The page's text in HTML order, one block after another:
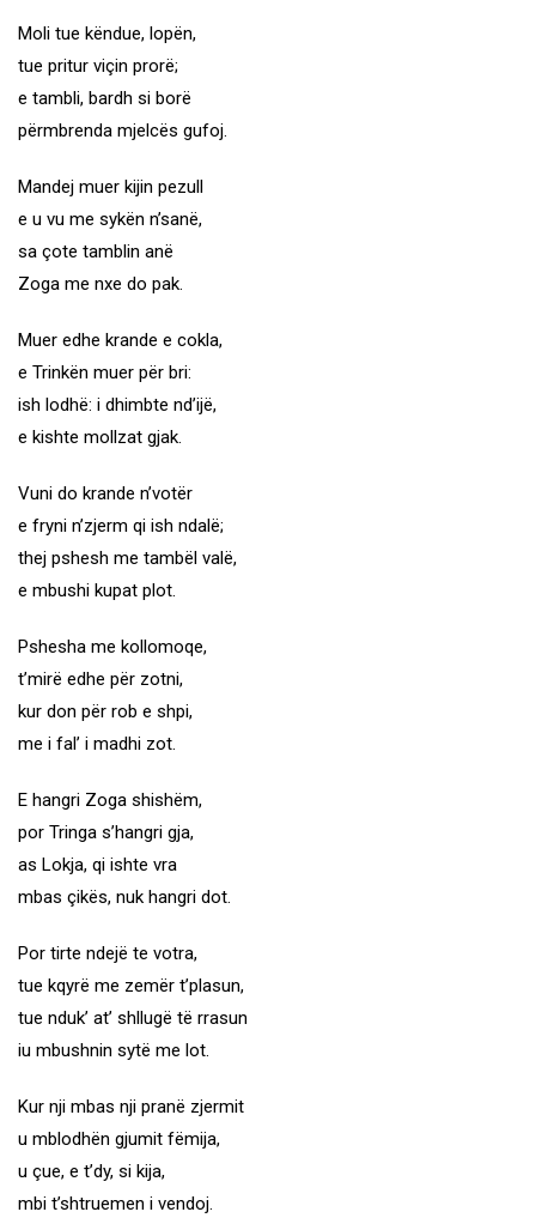
Moli tue këndue, lopën,
tue pritur viçin prorë;
e tambli, bardh si borë
përmbrenda mjelcës gufoj.
Mandej muer kijin pezull
e u vu me sykën n’sanë,
sa çote tamblin anë
Zoga me nxe do pak.
Muer edhe krande e cokla,
e Trinkën muer për bri:
ish lodhë: i dhimbte nd’ijë,
e kishte mollzat gjak.
Vuni do krande n’votër
e fryni n’zjerm qi ish ndalë;
thej pshesh me tambël valë,
e mbushi kupat plot.
Pshesha me kollomoqe,
t’mirë edhe për zotni,
kur don për rob e shpi,
me i fal’ i madhi zot.
E hangri Zoga shishëm,
por Tringa s’hangri gja,
as Lokja, qi ishte vra
mbas çikës, nuk hangri dot.
Por tirte ndejë te votra,
tue kqyrë me zemër t’plasun,
tue nduk’ at’ shllugë të rrasun
iu mbushnin sytë me lot.
Kur nji mbas nji pranë zjermit
u mblodhën gjumit fëmija,
u çue, e t’dy, si kija,
mbi t’shtruemen i vendoj.